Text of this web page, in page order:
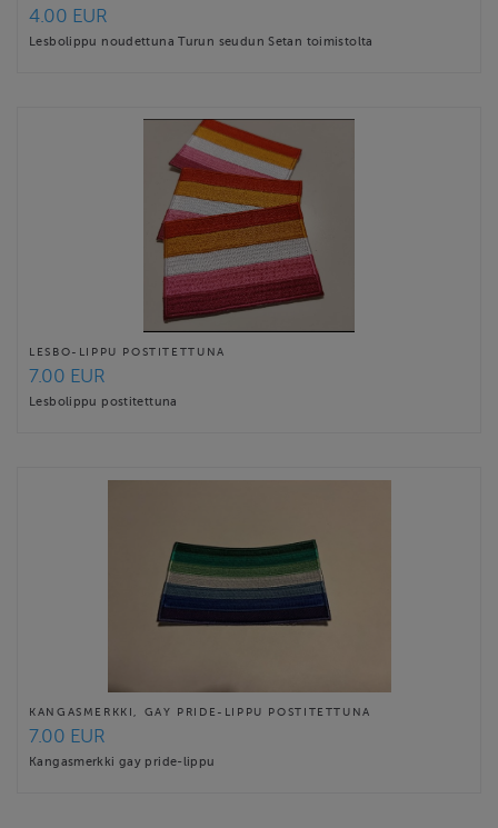
4.00 EUR
Lesbolippu noudettuna Turun seudun Setan toimistolta
LESBO-LIPPU POSTITETTUNA
7.00 EUR
Lesbolippu postitettuna
KANGASMERKKI, GAY PRIDE-LIPPU POSTITETTUNA
7.00 EUR
Kangasmerkki gay pride-lippu